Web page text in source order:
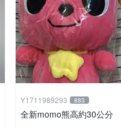
Y1711989293 883
全新momo熊高約30公分